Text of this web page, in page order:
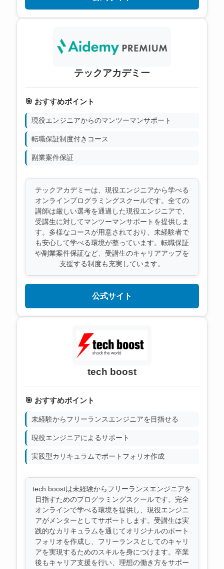
テックアカデミー
🎯 おすすめポイント
現役エンジニアからのマンツーマンサポート
転職保証制度付きコース
副業案件保証
テックアカデミーは、現役エンジニアから学べる
オンラインプログラミングスクールです。全ての
講師は厳しい選考を通過した現役エンジニアで、
受講生に対してマンツーマンサポートを提供しま
す。多様なコースが用意されており、未経験者で
も安心して学べる環境が整っています。転職保証
や副業案件保証など、受講生のキャリアアップを
支援する制度も充実しています。
公式サイト
tech boost
🎯 おすすめポイント
未経験からフリーランスエンジニアを目指せる
現役エンジニアによるサポート
実践型カリキュラムでポートフォリオ作成
tech boostは未経験からフリーランスエンジニアを
目指すためのプログラミングスクールです。完全
オンラインで学べる環境を提供し、現役エンジニ
アがメンターとしてサポートします。受講生は実
践的なカリキュラムを通じてオリジナルのポート
フォリオを作成し、フリーランスとしてのキャリ
アを実現するためのスキルを身につけます。卒業
後もキャリア支援を行い、理想の働き方をサポー